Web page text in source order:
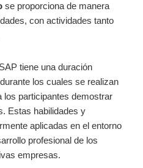
​se proporciona de manera
con actividades tanto
tiene una duración
los cuales se realizan
los participantes demostrar
Estas habilidades y
aplicadas​ en el entorno
profesional de los
​empresas.